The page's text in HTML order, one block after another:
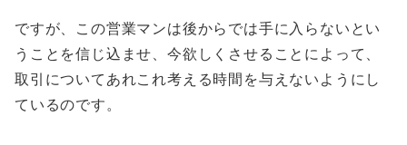
ですが、この営業マンは後からでは手に入らないとい
うことを信じ込ませ、今欲しくさせることによって、
取引についてあれこれ考える時間を与えないようにし
ているのです。